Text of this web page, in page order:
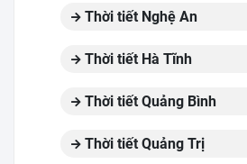
Thời tiết Nghệ An
Thời tiết Hà Tĩnh
Thời tiết Quảng Bình
Thời tiết Quảng Trị